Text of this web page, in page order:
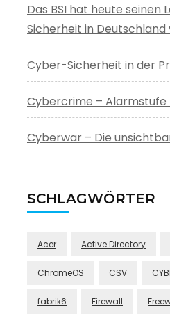
Das BSI hat heute seinen
Sicherheit in
Cyber-Sicherheit in der
Cybercrime – Alarmstufe
Cyberwar – Die
SCHLAGWÖRTER
Acer Active Directory
ChromeOS CSV
fabrik6 Firewall